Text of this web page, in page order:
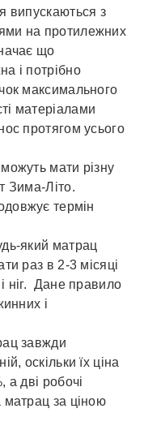
випускаються з
на протилежних
що
і потрібно
максимального
матеріалами
протягом усього
мати різну
Зима-Літо.
термін
який матрац
раз в 2-3 місяці
ніг. Дане правило
і
завжди
оскільки їх ціна
а дві робочі
матрац за ціною